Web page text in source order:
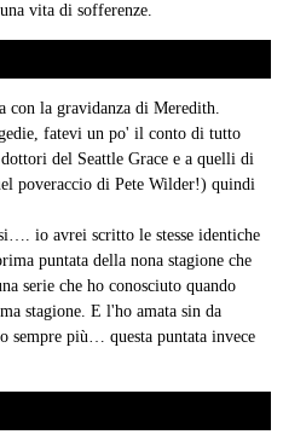
vita di sofferenze.
la gravidanza di Meredith.
fatevi un po' il conto di tutto
del Seattle Grace e a quelli di
poveraccio di Pete Wilder!) quindi
io avrei scritto le stesse identiche
puntata della nona stagione che
serie che ho conosciuto quando
stagione. E l'ho amata sin da
sempre più… questa puntata invece